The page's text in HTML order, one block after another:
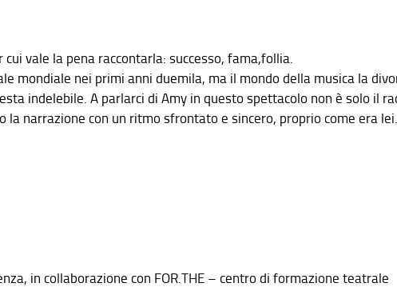
vale la pena raccontarla: successo, fama,follia.
mondiale nei primi anni duemila, ma il mondo della musica la
indelebile. A parlarci di Amy in questo spettacolo non è solo il
la narrazione con un ritmo sfrontato e sincero, proprio come era lei.
in collaborazione con FOR.THE – centro di formazione teatrale